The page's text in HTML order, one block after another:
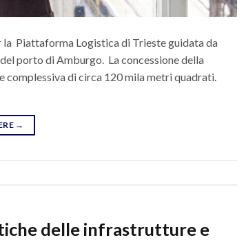
la Piattaforma Logistica di Trieste guidata da
porto di Amburgo. La concessione della
complessiva di circa 120 mila metri quadrati.
→
delle infrastrutture e